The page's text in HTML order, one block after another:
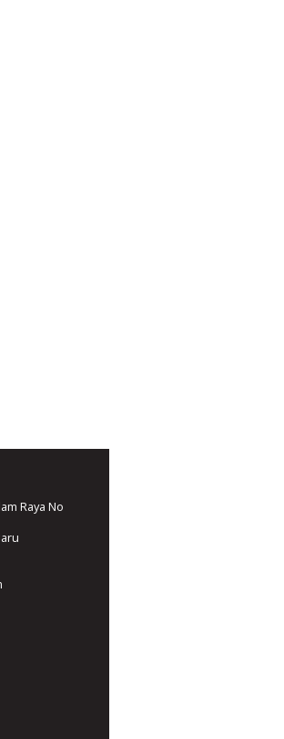
Raya No